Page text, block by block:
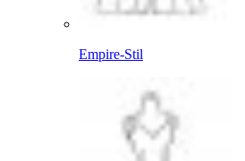
Empire-Stil